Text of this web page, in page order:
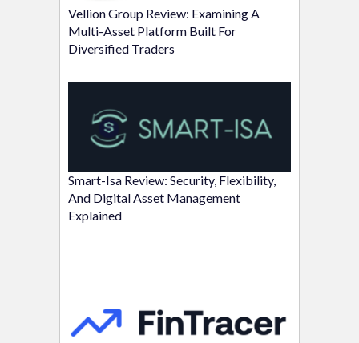
Vellion Group Review: Examining A
Multi-Asset Platform Built For
Diversified Traders
Smart-Isa Review: Security, Flexibility,
And Digital Asset Management
Explained